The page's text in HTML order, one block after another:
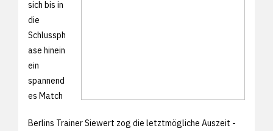
sich bis in
die
Schlussph
ase hinein
ein
spannend
es Match
Berlins Trainer Siewert zog die letztmögliche Auszeit -